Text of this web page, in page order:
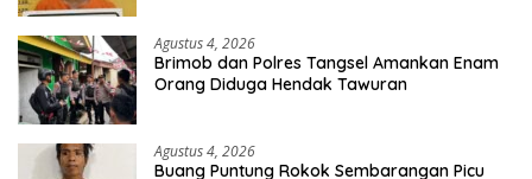
Agustus 4, 2026
Brimob dan Polres Tangsel Amankan Enam
Orang Diduga Hendak Tawuran
Agustus 4, 2026
Buang Puntung Rokok Sembarangan Picu